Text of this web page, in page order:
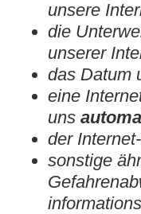
unsere
die
unserer
das Datum
eine
uns
der
sonstige